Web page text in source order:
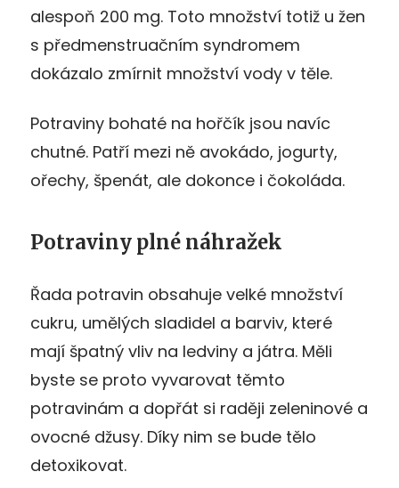
alespoň 200 mg. Toto množství totiž u žen
s předmenstruačním syndromem
dokázalo zmírnit množství vody v těle.
Potraviny bohaté na hořčík jsou navíc
chutné. Patří mezi ně avokádo, jogurty,
ořechy, špenát, ale dokonce i čokoláda.
Potraviny plné náhražek
Řada potravin obsahuje velké množství
cukru, umělých sladidel a barviv, které
mají špatný vliv na ledviny a játra. Měli
byste se proto vyvarovat těmto
potravinám a dopřát si raději zeleninové a
ovocné džusy. Díky nim se bude tělo
detoxikovat.